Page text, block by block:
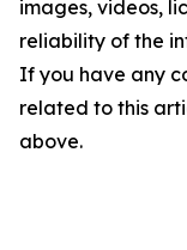
images, videos,
reliability of the
If you have any
related to this
above.